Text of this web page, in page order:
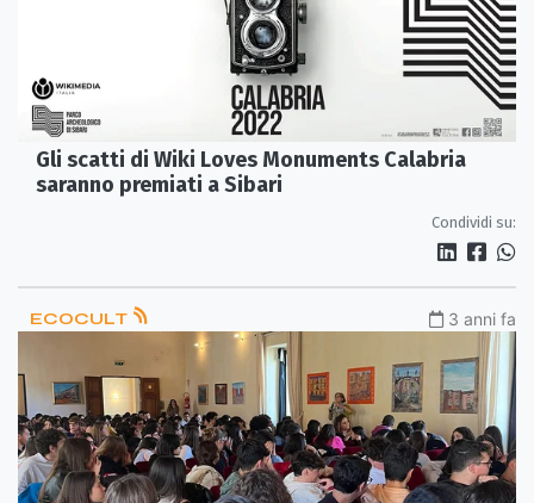
Gli scatti di Wiki Loves Monuments Calabria
saranno premiati a Sibari
Condividi su:
ECOCULT 3 anni fa